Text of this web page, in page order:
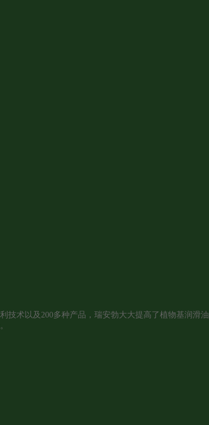
技术以及200多种产品，瑞安勃大大提高了植物基润滑